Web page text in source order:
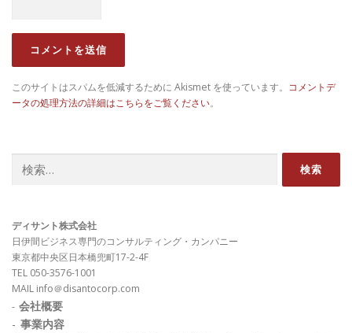
このサイトはスパムを低減するために Akismet を使っています。 コメントデ
ータの処理方法の詳細はこちらをご覧ください。
索:
ディサント株式会社
日伊間ビジネス専門のコンサルティング・カンパニー
東京都中央区日本橋兜町17-2-4F
TEL 050-3576-1001
MAIL info＠disantocorp.com
- 会社概要
- 事業内容